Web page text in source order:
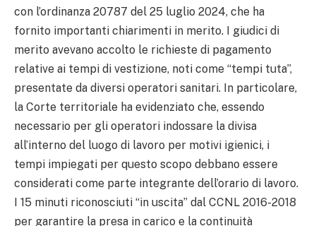
con l’ordinanza 20787 del 25 luglio 2024, che ha
fornito importanti chiarimenti in merito. I giudici di
merito avevano accolto le richieste di pagamento
relative ai tempi di vestizione, noti come “tempi tuta”,
presentate da diversi operatori sanitari. In particolare,
la Corte territoriale ha evidenziato che, essendo
necessario per gli operatori indossare la divisa
all’interno del luogo di lavoro per motivi igienici, i
tempi impiegati per questo scopo debbano essere
considerati come parte integrante dell’orario di lavoro.
I 15 minuti riconosciuti “in uscita” dal CCNL 2016-2018
per garantire la presa in carico e la continuità